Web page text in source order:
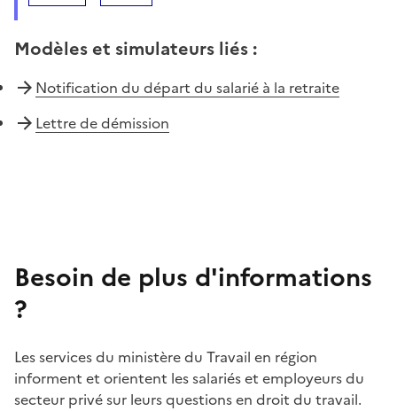
Modèles et simulateurs liés :
Notification du départ du salarié à la retraite
Lettre de démission
Besoin de plus d'informations
?
Les services du ministère du Travail en région
informent et orientent les salariés et employeurs du
secteur privé sur leurs questions en droit du travail.